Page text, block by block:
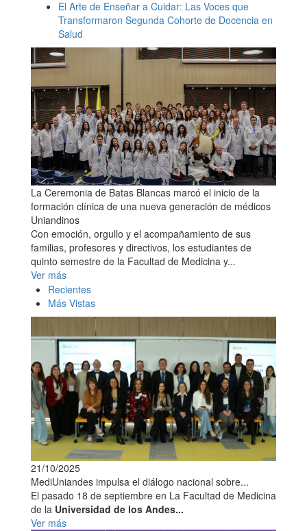
El Arte de Enseñar a Cuidar: Las Voces que
Transformaron Segunda Cohorte de Docencia en
Salud
La Ceremonia de Batas Blancas marcó el inicio de la
formación clínica de una nueva generación de médicos
Uniandinos
Con emoción, orgullo y el acompañamiento de sus
familias, profesores y directivos, los estudiantes de
quinto semestre de la Facultad de Medicina y...
Ver más
Recientes
Más Vistas
21/10/2025
MediUniandes impulsa el diálogo nacional sobre...
El pasado 18 de septiembre en La Facultad de Medicina
de la Universidad de los Andes...
Ver más